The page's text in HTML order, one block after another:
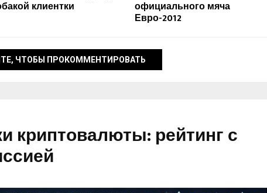
клиентки официального мяча
Евро-2012
ЧТОБЫ ПРОКОММЕНТИРОВАТЬ
криптовалюты: рейтинг с